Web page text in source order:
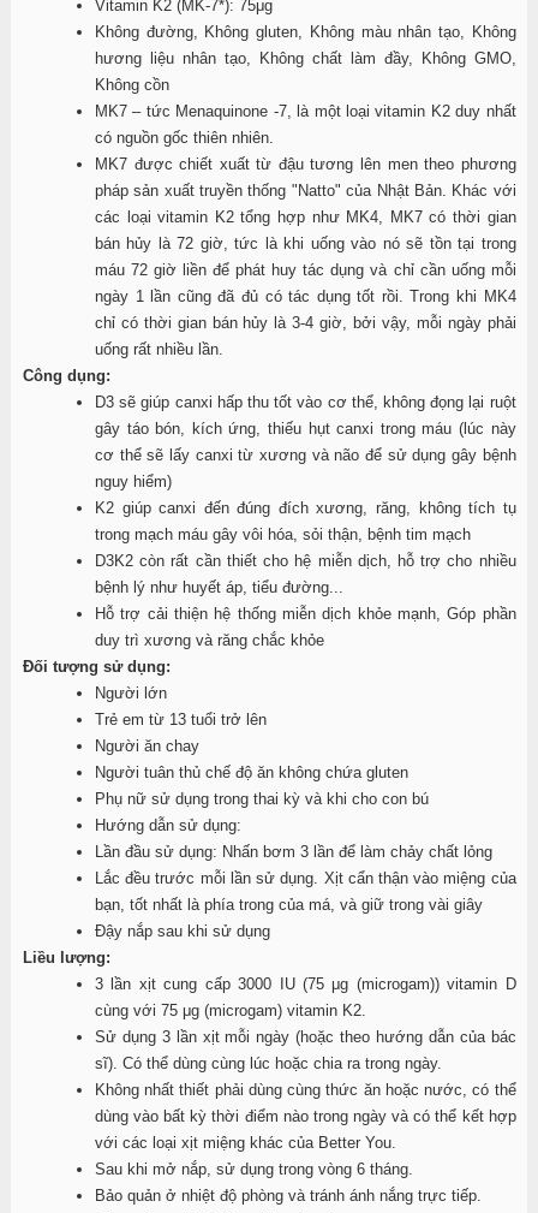
Vitamin K2 (MK-7*): 75μg
Không đường, Không gluten, Không màu nhân tạo, Không
hương liệu nhân tạo, Không chất làm đầy, Không GMO,
Không cồn
MK7 – tức Menaquinone -7, là một loại vitamin K2 duy nhất
có nguồn gốc thiên nhiên.
MK7 được chiết xuất từ đậu tương lên men theo phương
pháp sản xuất truyền thống "Natto" của Nhật Bản. Khác với
các loại vitamin K2 tổng hợp như MK4, MK7 có thời gian
bán hủy là 72 giờ, tức là khi uống vào nó sẽ tồn tại trong
máu 72 giờ liền để phát huy tác dụng và chỉ cần uống mỗi
ngày 1 lần cũng đã đủ có tác dụng tốt rồi. Trong khi MK4
chỉ có thời gian bán hủy là 3-4 giờ, bởi vậy, mỗi ngày phải
uống rất nhiều lần.
Công dụng:
D3 sẽ giúp canxi hấp thu tốt vào cơ thể, không đọng lại ruột
gây táo bón, kích ứng, thiếu hụt canxi trong máu (lúc này
cơ thể sẽ lấy canxi từ xương và não để sử dụng gây bệnh
nguy hiểm)
K2 giúp canxi đến đúng đích xương, răng, không tích tụ
trong mạch máu gây vôi hóa, sỏi thận, bệnh tim mạch
D3K2 còn rất cần thiết cho hệ miễn dịch, hỗ trợ cho nhiều
bệnh lý như huyết áp, tiểu đường...
Hỗ trợ cải thiện hệ thống miễn dịch khỏe mạnh, Góp phần
duy trì xương và răng chắc khỏe
Đối tượng sử dụng:
Người lớn
Trẻ em từ 13 tuổi trở lên
Người ăn chay
Người tuân thủ chế độ ăn không chứa gluten
Phụ nữ sử dụng trong thai kỳ và khi cho con bú
Hướng dẫn sử dụng:
Lần đầu sử dụng: Nhấn bơm 3 lần để làm chảy chất lỏng
Lắc đều trước mỗi lần sử dụng. Xịt cẩn thận vào miệng của
bạn, tốt nhất là phía trong của má, và giữ trong vài giây
Đậy nắp sau khi sử dụng
Liều lượng:
3 lần xịt cung cấp 3000 IU (75 μg (microgam)) vitamin D
cùng với 75 μg (microgam) vitamin K2.
Sử dụng 3 lần xịt mỗi ngày (hoặc theo hướng dẫn của bác
sĩ). Có thể dùng cùng lúc hoặc chia ra trong ngày.
Không nhất thiết phải dùng cùng thức ăn hoặc nước, có thể
dùng vào bất kỳ thời điểm nào trong ngày và có thể kết hợp
với các loại xịt miệng khác của Better You.
Sau khi mở nắp, sử dụng trong vòng 6 tháng.
Bảo quản ở nhiệt độ phòng và tránh ánh nắng trực tiếp.